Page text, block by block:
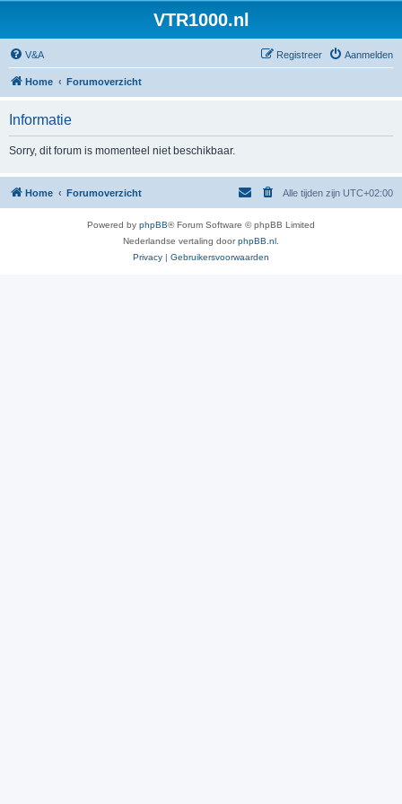
VTR1000.nl
V&A Aanmelden
Registreer
Home Forumoverzicht
Informatie
Sorry, dit forum is momenteel niet beschikbaar.
Home Forumoverzicht Alle tijden zijn UTC+02:00
Powered by phpBB® Forum Software © phpBB Limited
Nederlandse vertaling doorphpBB.nl
Privacy | Gebruikersvoorwaarden